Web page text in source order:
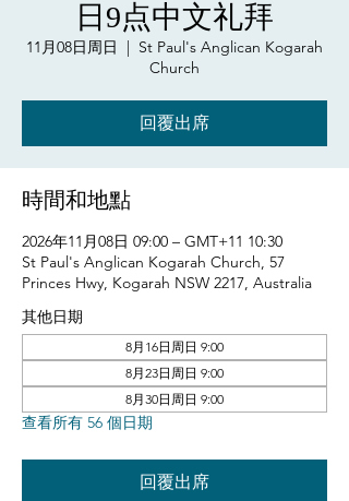
日9点中文礼拜
11月08日周日
  |
St Paul's Anglican Kogarah
Church
回覆出席
時間和地點
2026年11月08日 09:00 – GMT+11 10:30
St Paul's Anglican Kogarah Church, 57
Princes Hwy, Kogarah NSW 2217, Australia
其他日期
8月16日周日 9:00
8月23日周日 9:00
8月30日周日 9:00
查看所有 56 個日期
回覆出席